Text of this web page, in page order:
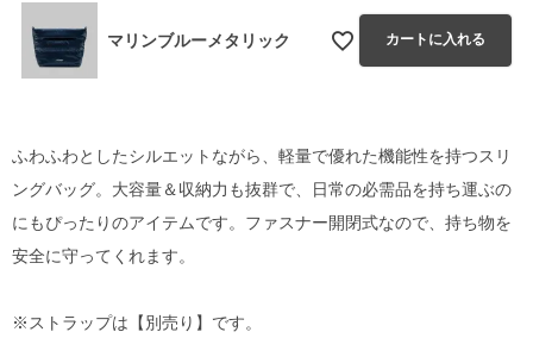
マリンブルーメタリック カートに入れる
ふわふわとしたシルエットながら、軽量で優れた機能性を持つスリ
ングバッグ。大容量＆収納力も抜群で、日常の必需品を持ち運ぶの
にもぴったりのアイテムです。ファスナー開閉式なので、持ち物を
安全に守ってくれます。
※ストラップは【別売り】です。